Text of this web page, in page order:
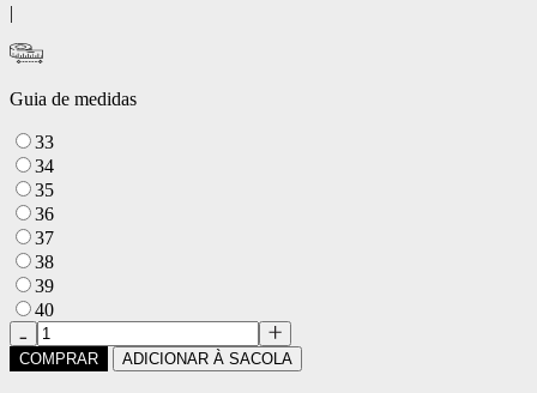
|
Guia de medidas
33
34
35
36
37
38
39
40
COMPRAR ADICIONAR À SACOLA